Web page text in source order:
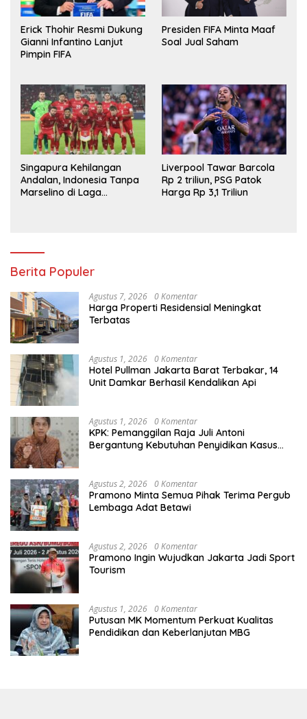
Erick Thohir Resmi Dukung
Gianni Infantino Lanjut
Pimpin FIFA
Presiden FIFA Minta Maaf
Soal Jual Saham
Singapura Kehilangan
Andalan, Indonesia Tanpa
Marselino di Laga
Liverpool Tawar Barcola
Rp 2 triliun, PSG Patok
Harga Rp 3,1 Triliun
Berita Populer
Agustus 7, 2026 0 Komentar
Harga Properti Residensial Meningkat
Terbatas
Agustus 1, 2026 0 Komentar
Hotel Pullman Jakarta Barat Terbakar, 14
Unit Damkar Berhasil Kendalikan Api
Agustus 1, 2026 0 Komentar
KPK: Pemanggilan Raja Juli Antoni
Bergantung Kebutuhan Penyidikan Kasus
Agustus 2, 2026 0 Komentar
Pramono Minta Semua Pihak Terima Pergub
Lembaga Adat Betawi
Agustus 2, 2026 0 Komentar
Pramono Ingin Wujudkan Jakarta Jadi Sport
Tourism
Agustus 1, 2026 0 Komentar
Putusan MK Momentum Perkuat Kualitas
Pendidikan dan Keberlanjutan MBG